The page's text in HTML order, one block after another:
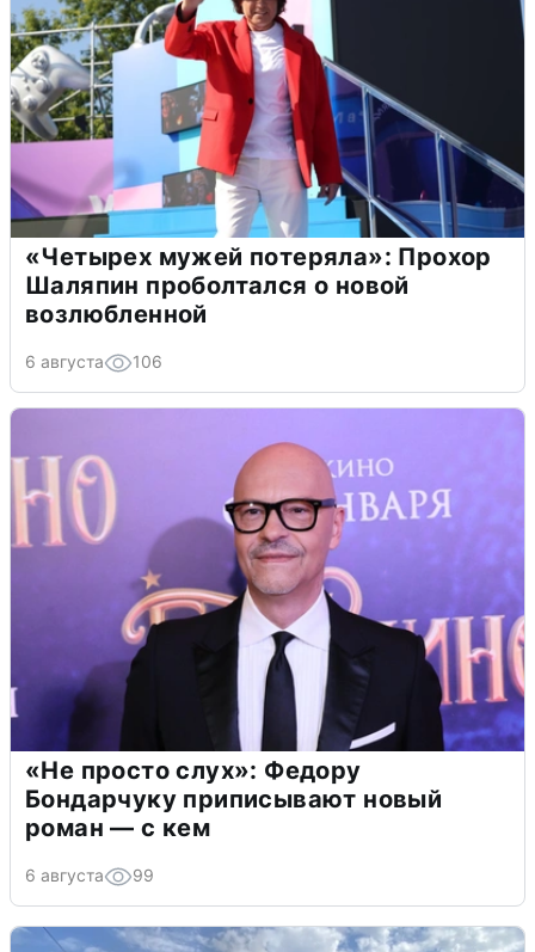
«Четырех мужей потеряла»: Прохор
Шаляпин проболтался о новой
возлюбленной
6 августа 106
«Не просто слух»: Федору
Бондарчуку приписывают новый
роман — с кем
6 августа 99